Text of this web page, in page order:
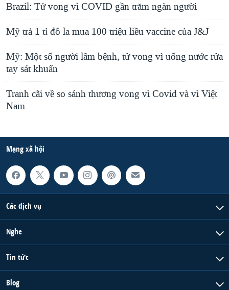
Brazil: Tử vong vì COVID gần trăm ngàn người
Mỹ trả 1 tỉ đô la mua 100 triệu liều vaccine của J&J
Mỹ: Một số người lâm bệnh, tử vong vì uống nước rửa
tay sát khuẩn
Tranh cãi về so sánh thương vong vì Covid và vì Việt
Nam
Mạng xã hội
Các dịch vụ
Nghe
Tin tức
Blog